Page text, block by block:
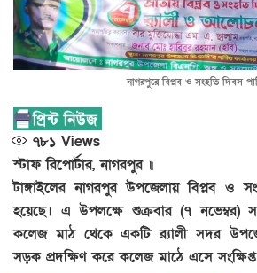
নাগরপুরে বিপ্লব ও সংহতি দিবস
৭৮১ Views
স্টাফ রিপোর্টার, নাগরপুর ॥
টাঙ্গাইলের নাগরপুর উপজেলায় বিপ্লব ও
হয়েছে। এ উপলক্ষে শুক্রবার (৭ নভেম্বর)
কলেজ মাঠ থেকে একটি র‌্যালী সদর
সড়ক প্রদক্ষিণ করে কলেজ মাঠে এসে